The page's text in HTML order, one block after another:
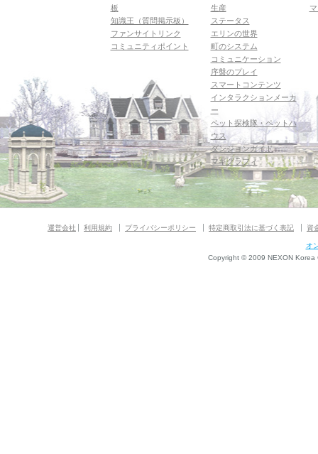
板
知識王（質問掲示板）
ファンサイトリンク
コミュニティポイント
生産
ステータス
エリンの世界
町のシステム
コミュニケーション
序盤のプレイ
スマートコンテンツ
インタラクションメーカ
ー
ペット探検隊・ペットハ
ウス
ダンジョンガイド
マギグラフィ
運営会社 利用規約 プライバシーポリシー 特定商取引法に基づく表記 資
オ
Copyright © 2009 NEXON Korea